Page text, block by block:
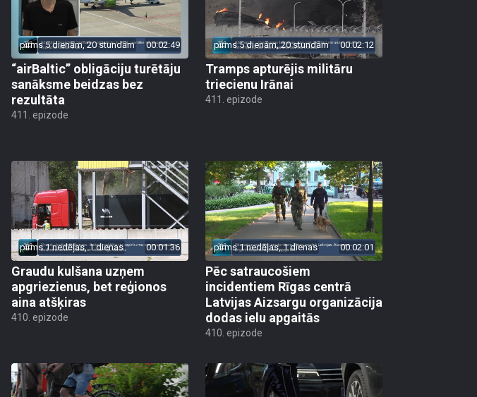
pirms 5 dienām, 20 stundām 00:02:49
“airBaltic” obligāciju turētāju
sanāksme beidzas bez
rezultāta
411. epizode
pirms 5 dienām, 20 stundām 00:02:12
Tramps apturējis militāru
triecienu Irānai
411. epizode
pirms 1 nedēļas, 1 dienas 00:01:36
Graudu kulšana uzņem
apgriezienus, bet reģionos
aina atšķiras
410. epizode
pirms 1 nedēļas, 1 dienas 00:02:01
Pēc satraucošiem
incidentiem Rīgas centrā
Latvijas Aizsargu organizācija
dodas ielu apgaitās
410. epizode